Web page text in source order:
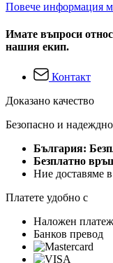
Повече информация
Имате въпроси
нашия екип.
Контакт
Доказано качество
Безопасно и
България:
Безплатно
Ние доставяме в
Платете удобно с
Наложен платеж
Банков превод